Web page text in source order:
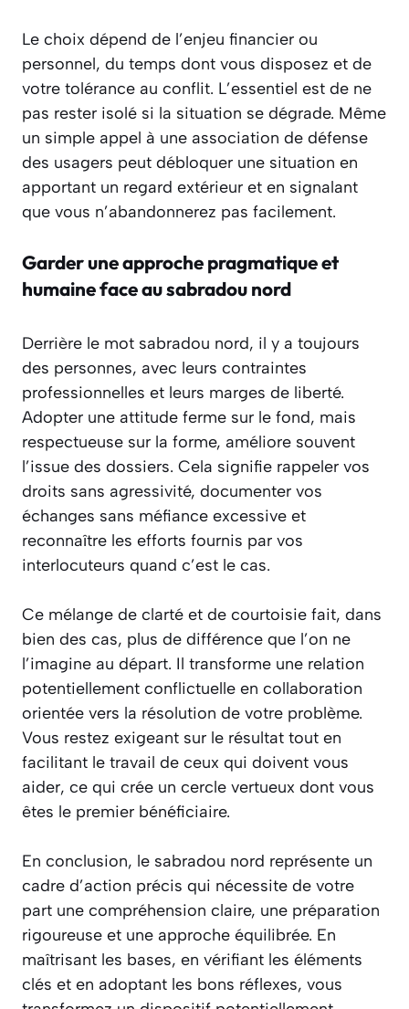
Le choix dépend de l’enjeu financier ou
personnel, du temps dont vous disposez et de
votre tolérance au conflit. L’essentiel est de ne
pas rester isolé si la situation se dégrade. Même
un simple appel à une association de défense
des usagers peut débloquer une situation en
apportant un regard extérieur et en signalant
que vous n’abandonnerez pas facilement.
Garder une approche pragmatique et
humaine face au sabradou nord
Derrière le mot sabradou nord, il y a toujours
des personnes, avec leurs contraintes
professionnelles et leurs marges de liberté.
Adopter une attitude ferme sur le fond, mais
respectueuse sur la forme, améliore souvent
l’issue des dossiers. Cela signifie rappeler vos
droits sans agressivité, documenter vos
échanges sans méfiance excessive et
reconnaître les efforts fournis par vos
interlocuteurs quand c’est le cas.
Ce mélange de clarté et de courtoisie fait, dans
bien des cas, plus de différence que l’on ne
l’imagine au départ. Il transforme une relation
potentiellement conflictuelle en collaboration
orientée vers la résolution de votre problème.
Vous restez exigeant sur le résultat tout en
facilitant le travail de ceux qui doivent vous
aider, ce qui crée un cercle vertueux dont vous
êtes le premier bénéficiaire.
En conclusion, le sabradou nord représente un
cadre d’action précis qui nécessite de votre
part une compréhension claire, une préparation
rigoureuse et une approche équilibrée. En
maîtrisant les bases, en vérifiant les éléments
clés et en adoptant les bons réflexes, vous